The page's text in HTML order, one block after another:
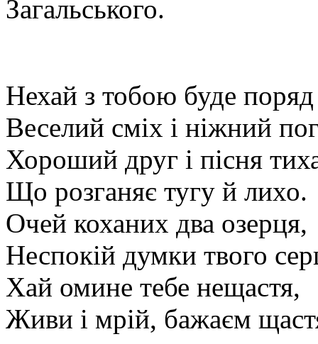
Загальського.
Нехай з тобою буде
Веселий сміх і ніжний
Хороший друг і пісня
Що розганяє тугу й лихо.
Очей коханих два озерця,
Неспокій думки твого
Хай омине тебе нещастя,
Живи і мрій, бажаєм